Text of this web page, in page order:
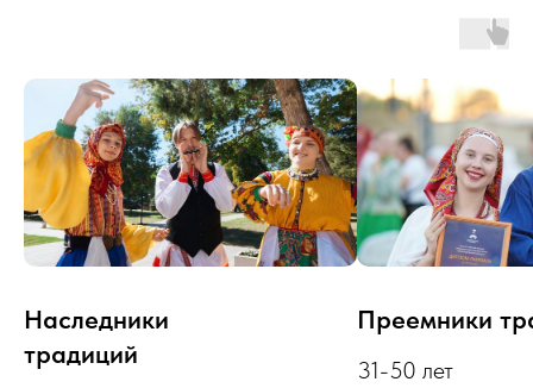
Наследники
традиций
Преемники
31-50 лет